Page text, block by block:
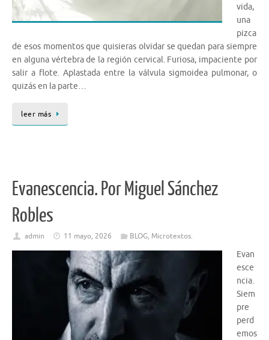
vida,
una
pizca
de esos momentos que quisieras olvidar se quedan para siempre
en alguna vértebra de la región cervical. Furiosa, impaciente por
salir a flote. Aplastada entre la válvula sigmoidea pulmonar, o
quizás en la parte…
leer más
Evanescencia. Por Miguel Sánchez
Robles
admin 11 mayo, 2026 BLOG, Microtextos.
Evan
esce
ncia.
Siem
pre
perd
emos